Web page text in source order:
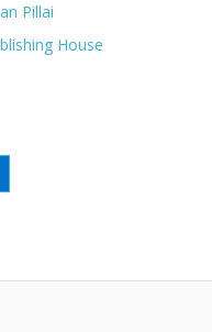
Pillai
House